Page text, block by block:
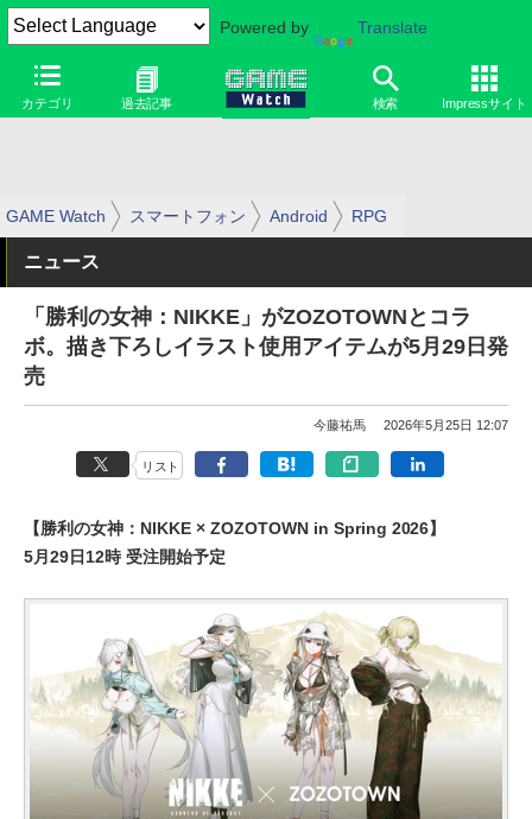
Powered by Translate
カテゴリ 過去記事 検索 Impressサイト
GAME Watch スマートフォン Android RPG
ニュース
「勝利の女神：NIKKE」がZOZOTOWNとコラ
ボ。描き下ろしイラスト使用アイテムが5月29日発
売
今藤祐馬 2026年5月25日 12:07
リスト
【勝利の女神：NIKKE × ZOZOTOWN in Spring 2026】
5月29日12時 受注開始予定